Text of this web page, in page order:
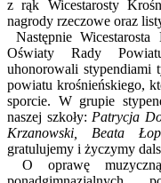
z rąk Wicestarosty
nagrody rzeczowe oraz
Następnie
Oświaty Rady
uhonorowali stypendiami
powiatu krośnieńskiego,
sporcie. W grupie
naszej szkoły: Patrycja
Krzanowski, Beata
gratulujemy i życzymy
O oprawę